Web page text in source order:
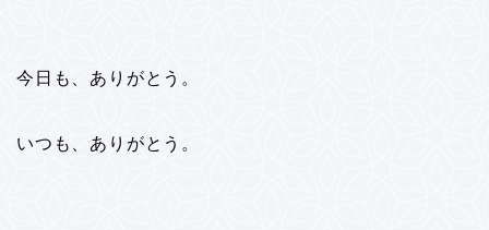
今日も、ありがとう。
いつも、ありがとう。